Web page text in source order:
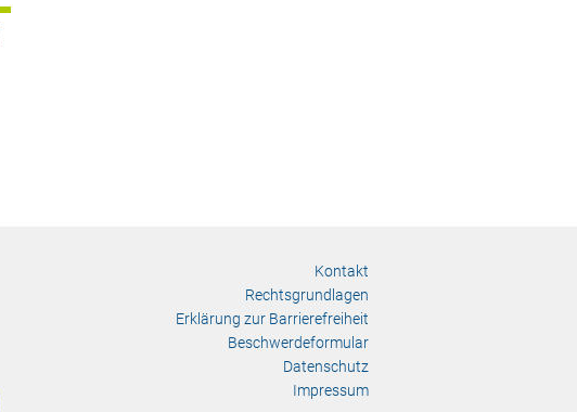
Kontakt
Rechtsgrundlagen
Erklärung zur Barrierefreiheit
Beschwerdeformular
Datenschutz
Impressum